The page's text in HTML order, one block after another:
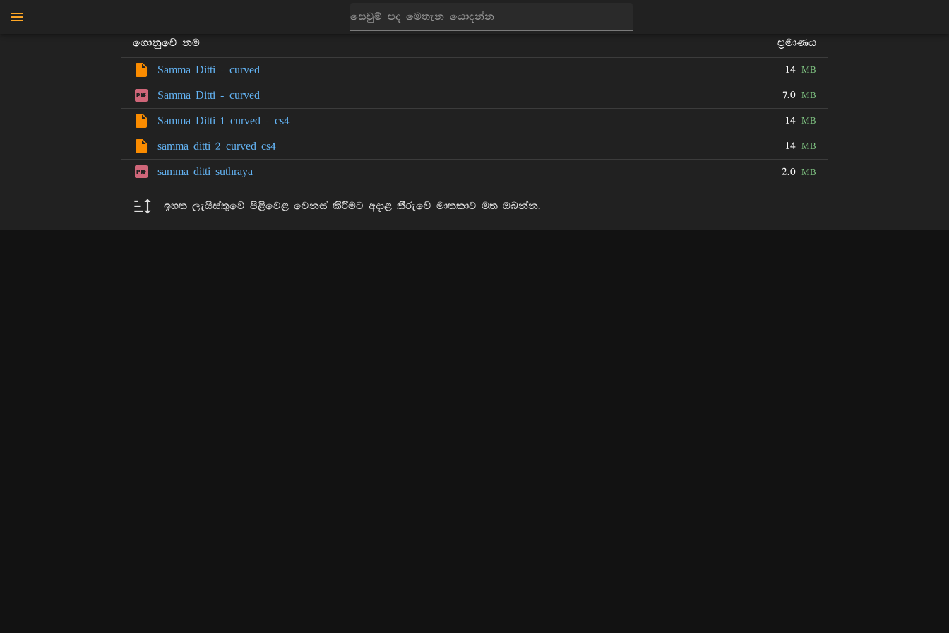
පොත් samma ditti සබැඳිය
ගොනුවේ නම ප්‍රමාණය
Samma Ditti - curved 14 MB
Samma Ditti - curved 7.0 MB
Samma Ditti 1 curved - cs4 14 MB
samma ditti 2 curved cs4 14 MB
samma ditti suthraya 2.0 MB
ඉහත ලැයිස්තුවේ පිළිවෙළ වෙනස් කිරීමට අදාළ තීරුවේ මාතකාව මත ඔබන්න.